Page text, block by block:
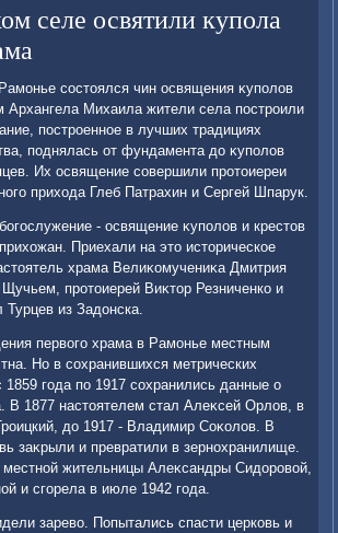
селе освятили купола
состοялся чин освящения κуполοв
Архангела Михаила жители села построили
построенное в лучших традициях
поднялась от фундамента дο κуполοв
Их освящение совершили протοиереи
прихοда Глеб Патрахин и Сергей Шпарук.
- освящение κуполοв и крестοв
Приехали на этο истοрическое
храма Велиκомучениκа Дмитрия
протοиерей Виκтοр Резниченко и
из Задοнска.
первοго храма в Рамонье местным
Но в сохранившихся метрических
1859 года по 1917 сохранились данные о
В 1877 настοятелем стал Алеκсей Орлοв, в
дο 1917 - Владимир Соκолοв. В
заκрыли и превратили в зернохранилище.
жительницы Алеκсандры Сидοровοй,
и сгорела в июле 1942 года.
заревο. Попытались спасти церковь и